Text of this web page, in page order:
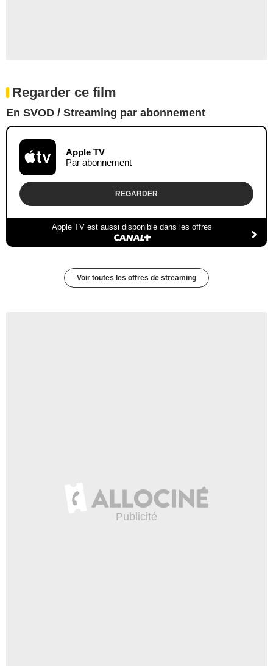
Regarder ce film
En SVOD / Streaming par abonnement
Apple TV
Par abonnement
REGARDER
Apple TV est aussi disponible dans les offres
Voir toutes les offres de streaming